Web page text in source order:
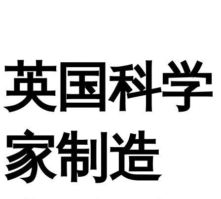
英国科学
家制造